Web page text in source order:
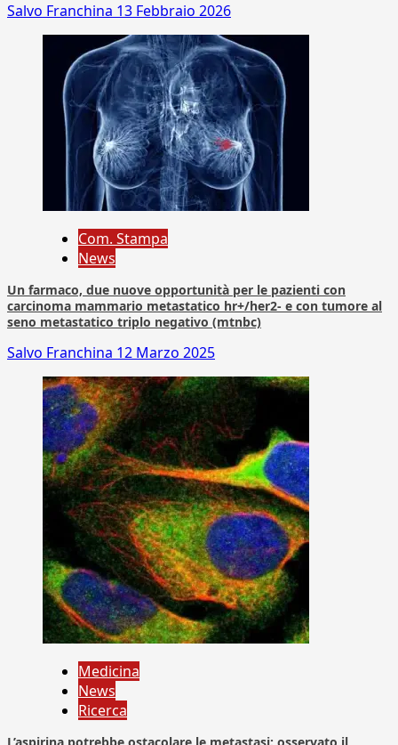
Salvo Franchina 13 Febbraio 2026
Com. Stampa
News
Un farmaco, due nuove opportunità per le pazienti con
carcinoma mammario metastatico hr+/her2- e con tumore al
seno metastatico triplo negativo (mtnbc)
Salvo Franchina 12 Marzo 2025
Medicina
News
Ricerca